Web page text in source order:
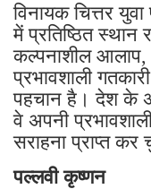
विनायक चित्तर युवा
में प्रतिष्ठित स्थान
कल्पनाशील
प्रभावशाली
पहचान है। देश के
वे अपनी
सराहना प्राप्त
पल्लवी कृष्णन